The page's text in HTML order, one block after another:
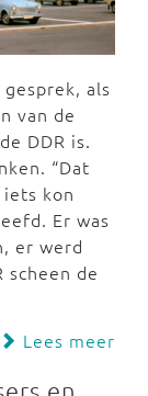
als
van de
DDR is.
“Dat
kon
Er was
er werd
scheen de
Lees meer